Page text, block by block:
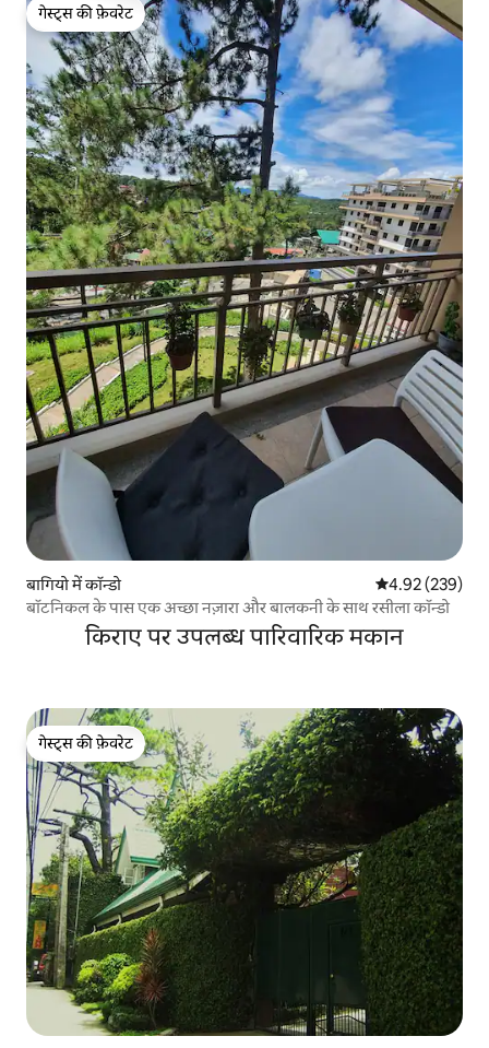
गेस्ट्स की फ़ेवरेट
गेस्ट्स की फ़ेवरेट
बागियो में कॉन्डो औसत रेटिंग 5 में से
4.92 (239)
बॉटनिकल के पास एक अच्छा नज़ारा और बालकनी के साथ रसीला कॉन्डो
किराए पर उपलब्ध पारिवारिक मकान
गेस्ट्स की फ़ेवरेट
गेस्ट्स की फ़ेवरेट